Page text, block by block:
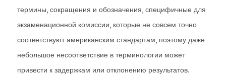
термины, сокращения и обозначения, специфичные для
экзаменационной комиссии, которые не совсем точно
соответствуют американским стандартам, поэтому даже
небольшое несоответствие в терминологии может
привести к задержкам или отклонению результатов.